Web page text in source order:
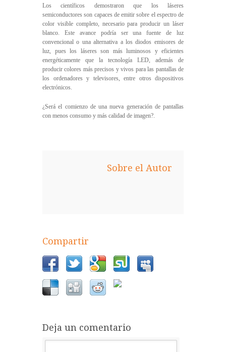
Los científicos demostraron que los láseres
semiconductores son capaces de emitir sobre el espectro de
color visible completo, necesario para producir un láser
blanco. Este avance podría ser una fuente de luz
convencional o una alternativa a los diodos emisores de
luz, pues los láseres son más luminosos y eficientes
energéticamente que la tecnología LED, además de
producir colores más precisos y vivos para las pantallas de
los ordenadores y televisores, entre otros dispositivos
electrónicos.
¿Será el comienzo de una nueva generación de pantallas
con menos consumo y más calidad de imagen?.
Sobre el Autor
Compartir
Deja un comentario